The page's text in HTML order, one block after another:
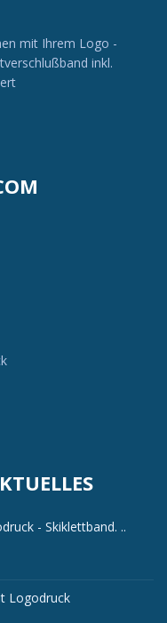
mit Ihrem Logo -
inkl.
- Skiklettband. ..
Logodruck